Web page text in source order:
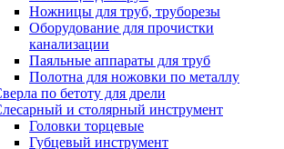
Ножницы для труб, труборезы
Оборудование для прочистки
канализации
Паяльные аппараты для труб
Полотна для ножовки по металлу
по бетоту для дрели
и столярный инструмент
Головки торцевые
Губцевый инструмент